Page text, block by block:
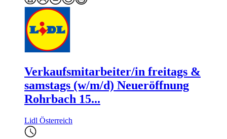
Verkaufsmitarbeiter/in freitags &
samstags (w/m/d) Neueröffnung
Rohrbach 15...
Lidl Österreich